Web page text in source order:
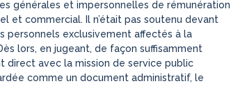
générales et impersonnelles de rémunération
et commercial. Il n’était pas soutenu devant
personnels exclusivement affectés à la
lors, en jugeant, de façon suffisamment
direct avec la mission de service public
comme un document administratif, le